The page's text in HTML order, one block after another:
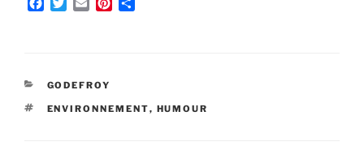
o
k
e
s
r
CATÉGORIES
GODEFROY
ÉTIQUETTES
ENVIRONNEMENT, HUMOUR